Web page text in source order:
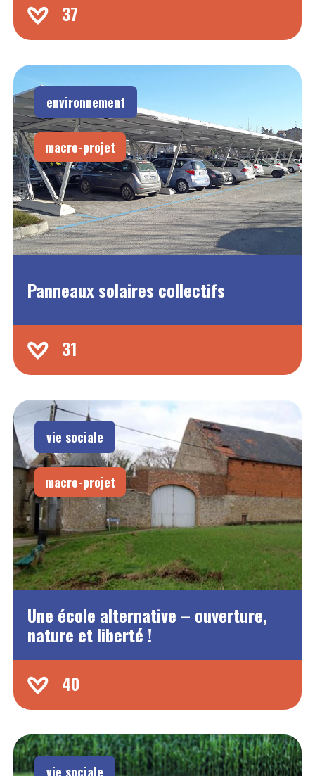
37
environnement
macro-projet
Panneaux solaires collectifs
31
vie sociale
macro-projet
Une école alternative – ouverture,
nature et liberté !
40
vie sociale